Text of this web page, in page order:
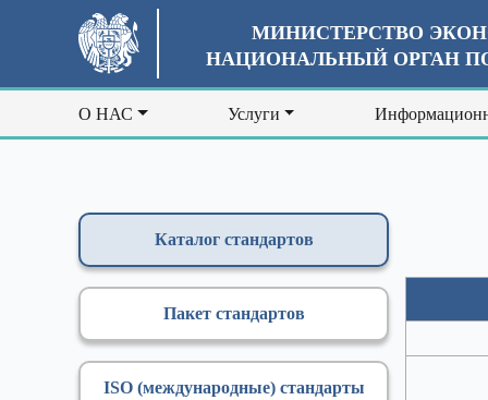
МИНИСТЕРСТВО
НАЦИОНАЛЬНЫЙ ОРГАН
О НАС Услуги
Каталог стандартов
Пакет стандартов
ISO (международные) стандарты